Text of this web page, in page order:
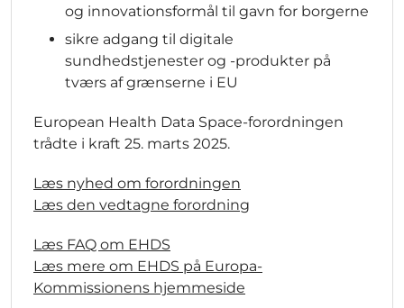
og innovationsformål til gavn for borgerne
sikre adgang til digitale
sundhedstjenester og -produkter på
tværs af grænserne i EU
European Health Data Space-forordningen
trådte i kraft 25. marts 2025.
Læs nyhed om forordningen
Læs den vedtagne forordning
Læs FAQ om EHDS
Læs mere om EHDS på Europa-
Kommissionens hjemmeside